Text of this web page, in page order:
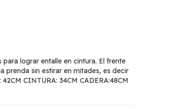
lograr entalle en cintura. El frente
prenda sin estirar en mitades, es decir
CINTURA: 34CM CADERA:48CM